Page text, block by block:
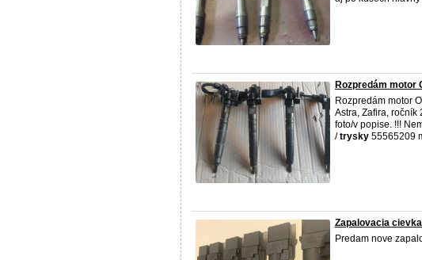
Rozpredám motor
Rozpredám motor
Astra, Zafira, ročník
foto/v popise. !!!
/trysky 55565209
Zapalovacia
Predam nove